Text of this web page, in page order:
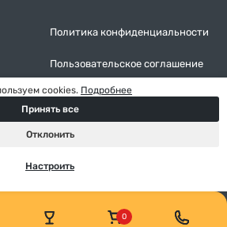
Политика конфиденциальности
Пользовательское соглашение
Оставить отзыв
cookies. Подробнее
Принять все
Отклонить
Настроить